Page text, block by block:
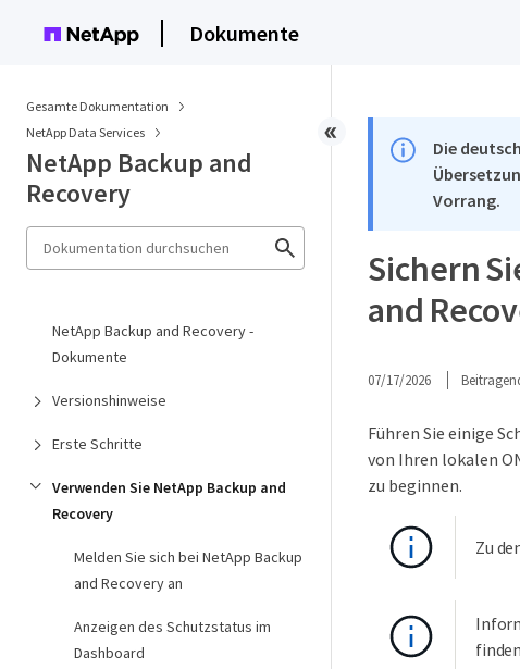
Dokumente
Gesamte Dokumentation
NetApp Data Services
NetApp Backup and
Recovery
NetApp Backup and Recovery -
Dokumente
Versionshinweise
Erste Schritte
Verwenden Sie NetApp Backup and
Recovery
Melden Sie sich bei NetApp Backup
and Recovery an
Anzeigen des Schutzstatus im
Dashboard
Die
Vorrang.
Sichern
and
07/17/2026
Führen Sie einige
von Ihren lokalen
zu beginnen.
Zu